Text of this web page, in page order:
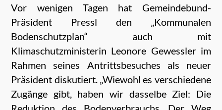
Vor wenigen Tagen hat Gemeindebund-
Präsident Pressl den „Kommunalen
Bodenschutzplan“ auch mit
Klimaschutzministerin Leonore Gewessler im
Rahmen seines Antrittsbesuches als neuer
Präsident diskutiert. „Wiewohl es verschiedene
Zugänge gibt, haben wir dasselbe Ziel: Die